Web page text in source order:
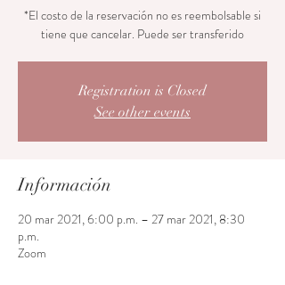
*El costo de la reservación no es reembolsable si
tiene que cancelar. Puede ser transferido
Registration is Closed
See other events
Información
20 mar 2021, 6:00 p.m. – 27 mar 2021, 8:30
p.m.
Zoom